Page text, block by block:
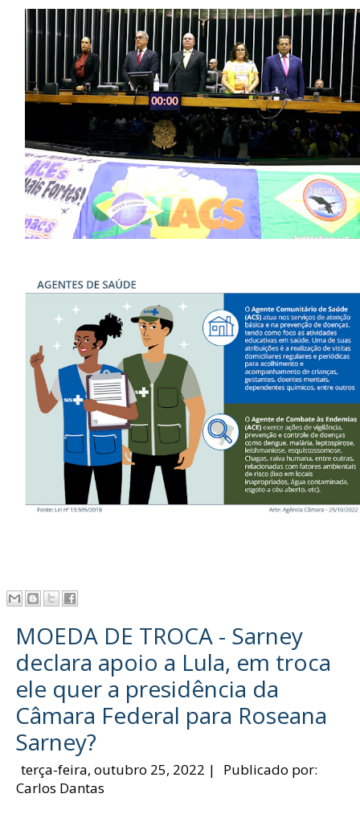
MOEDA DE TROCA - Sarney
declara apoio a Lula, em troca
ele quer a presidência da
Câmara Federal para Roseana
Sarney?
terça-feira, outubro 25, 2022 |
Publicado por:
Carlos Dantas